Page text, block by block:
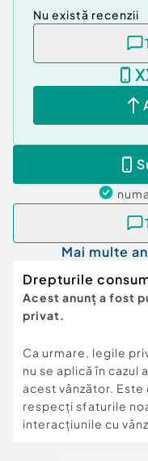
Nu există recenzii
Mai multe
Drepturile
Acest anunț a fost
privat.
Ca urmare, legile
nu se aplică în cazul
acest vânzător.
respecți sfaturile
interacțiunile cu